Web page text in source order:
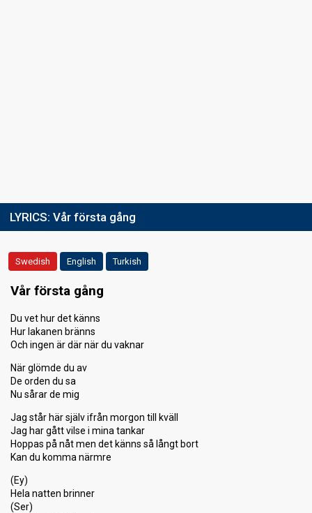
LYRICS: Vår första gång
Swedish English Turkish
Vår första gång
Du vet hur det känns
Hur lakanen bränns
Och ingen är där när du vaknar
När glömde du av
De orden du sa
Nu sårar de mig
Jag står här själv ifrån morgon till kväll
Jag har gått vilse i mina tankar
Hoppas på nåt men det känns så långt bort
Kan du komma närmre
(Ey)
Hela natten brinner
(Ser)